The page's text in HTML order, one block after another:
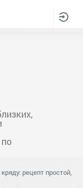
рецепт простой,